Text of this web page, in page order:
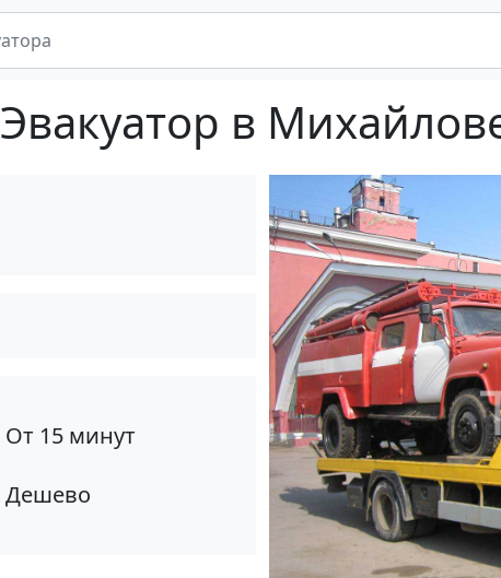
Эвакуатор в
От 15 минут
Дешево